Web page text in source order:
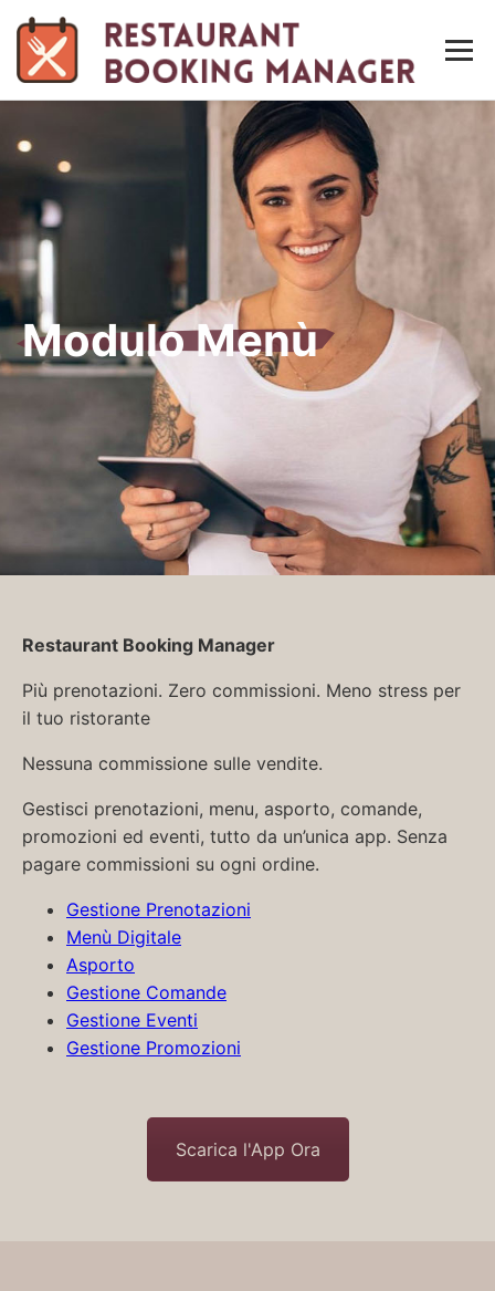
Modulo Menù
Restaurant Booking Manager
Più prenotazioni. Zero commissioni. Meno stress per
il tuo ristorante
Nessuna commissione sulle vendite.
Gestisci prenotazioni, menu, asporto, comande,
promozioni ed eventi, tutto da un’unica app. Senza
pagare commissioni su ogni ordine.
Gestione Prenotazioni
Menù Digitale
Asporto
Gestione Comande
Gestione Eventi
Gestione Promozioni
Scarica l'App Ora